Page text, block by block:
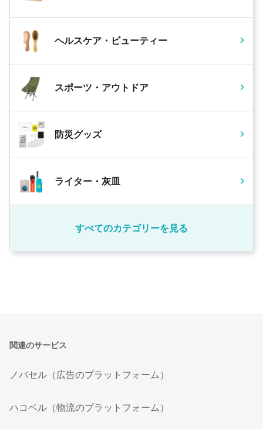
ヘルスケア・ビューティー
スポーツ・アウトドア
防災グッズ
ライター・灰皿
すべてのカテゴリーを見る
関連のサービス
ノバセル（広告のプラットフォーム）
ハコベル（物流のプラットフォーム）